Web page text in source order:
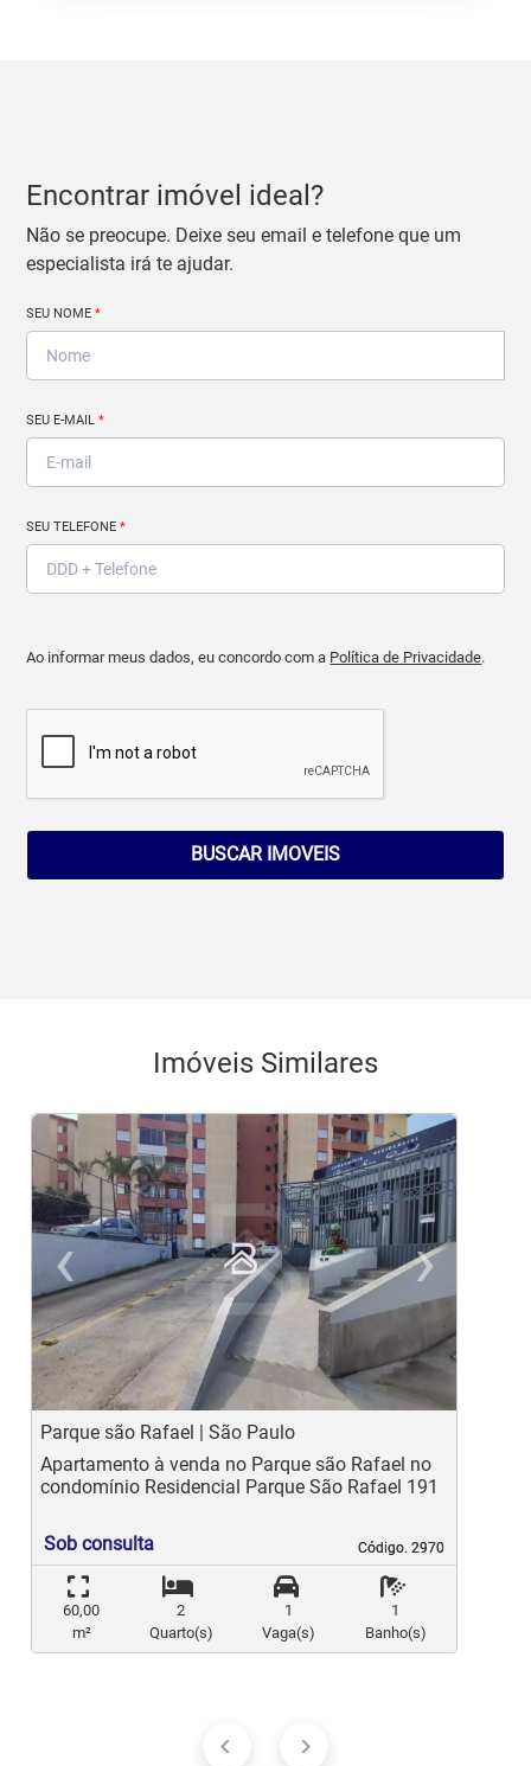
Encontrar imóvel ideal?
Não se preocupe. Deixe seu email e telefone que um
especialista irá te ajudar.
SEU NOME*
SEU E-MAIL*
SEU TELEFONE*
Ao informar meus dados, eu concordo com a Política de Privacidade.
BUSCAR IMOVEIS
Imóveis Similares
‹
Previous
›
Parque são Rafael | São Paulo
Código. 2970
Código. 2970
Apartamento à venda no Parque são Rafael no
condomínio Residencial Parque São Rafael 191
Sob consulta
60,00
m²
2
Quarto(s)
1
Vaga(s)
1
Banho(s)